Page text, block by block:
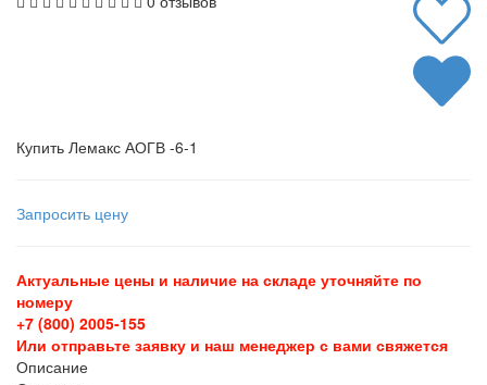
Купить Лемакс АОГВ -6-1
Запросить цену
Актуальные цены и наличие на складе уточняйте по
номеру
+7 (800) 2005-155
Или отправьте заявку и наш менеджер с вами свяжется
Описание